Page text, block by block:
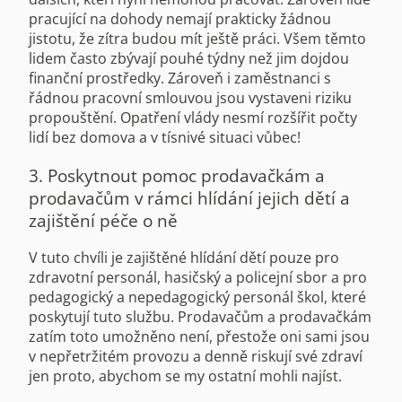
pracující na dohody nemají prakticky žádnou
jistotu, že zítra budou mít ještě práci. Všem těmto
lidem často zbývají pouhé týdny než jim dojdou
finanční prostředky. Zároveň i zaměstnanci s
řádnou pracovní smlouvou jsou vystaveni riziku
propouštění. Opatření vlády nesmí rozšířit počty
lidí bez domova a v tísnivé situaci vůbec!
3. Poskytnout pomoc prodavačkám a
prodavačům v rámci hlídání jejich dětí a
zajištění péče o ně
V tuto chvíli je zajištěné hlídání dětí pouze pro
zdravotní personál, hasičský a policejní sbor a pro
pedagogický a nepedagogický personál škol, které
poskytují tuto službu. Prodavačům a prodavačkám
zatím toto umožněno není, přestože oni sami jsou
v nepřetržitém provozu a denně riskují své zdraví
jen proto, abychom se my ostatní mohli najíst.